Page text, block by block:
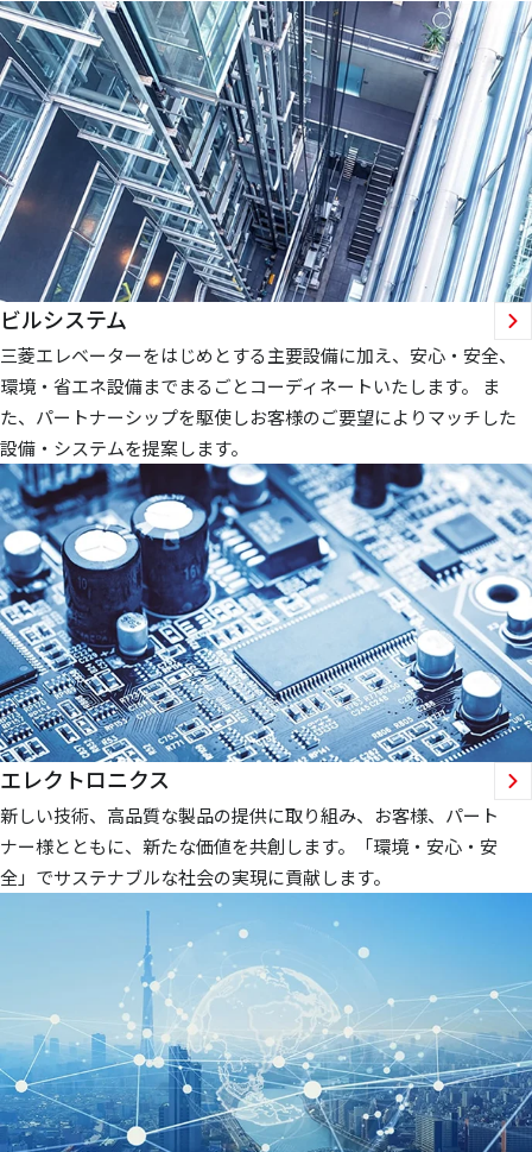
ビルシステム
三菱エレベーターをはじめとする主要設備に加え、安心・安全、
環境・省エネ設備までまるごとコーディネートいたします。 ま
た、パートナーシップを駆使しお客様のご要望によりマッチした
設備・システムを提案します。
エレクトロニクス
新しい技術、高品質な製品の提供に取り組み、お客様、パート
ナー様とともに、新たな価値を共創します。「環境・安心・安
全」でサステナブルな社会の実現に貢献します。